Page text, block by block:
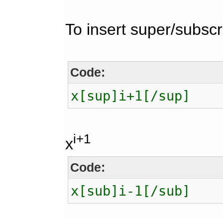
To insert super/
Code:
x[sup]i+1[/sup]
xi+1
Code:
x[sub]i-1[/sub]